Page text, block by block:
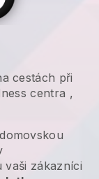
cestách při
centra ,
vaši zákazníci